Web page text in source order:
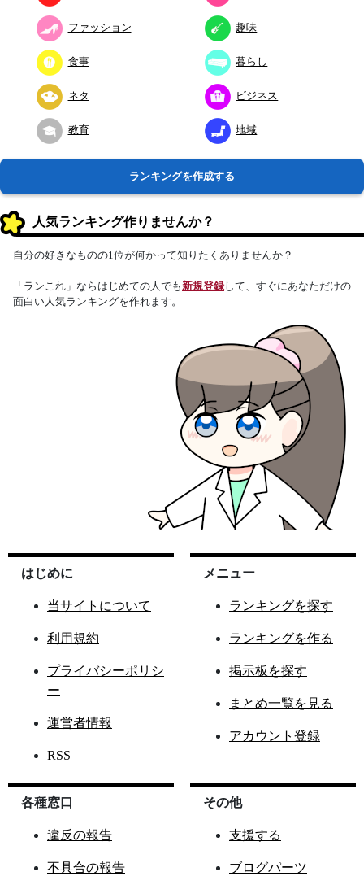
ファッション 趣味
食事 暮らし
ネタ ビジネス
教育 地域
ランキングを作成する
人気ランキング作りませんか？
自分の好きなものの1位が何かって知りたくありませんか？
「ランこれ」ならはじめての人でも新規登録して、すぐにあなただけの
面白い人気ランキングを作れます。
はじめに
当サイトについて
利用規約
プライバシーポリシ
ー
運営者情報
RSS
メニュー
ランキングを探す
ランキングを作る
掲示板を探す
まとめ一覧を見る
アカウント登録
各種窓口
違反の報告
不具合の報告
その他
支援する
ブログパーツ